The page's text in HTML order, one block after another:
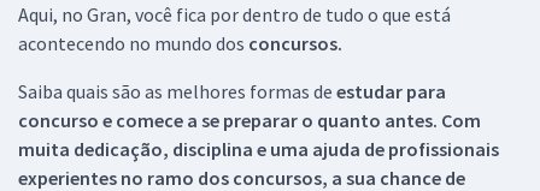
Aqui, no Gran, você fica por dentro de tudo o que está
acontecendo no mundo dos concursos.
Saiba quais são as melhores formas de estudar para
concurso e comece a se preparar o quanto antes. Com
muita dedicação, disciplina e uma ajuda de profissionais
experientes no ramo dos concursos, a sua chance de